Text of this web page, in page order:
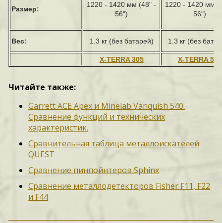
Размер:
1220 - 1420 мм (48" -
56")
1220 - 1420 мм
56")
Вес: 1.3 кг (без батарей) 1.3 кг (без
X-TERRA 305 X-TERRA 505
Читайте также:
Garrett ACE Apex и Minelab Vanquish 540.
Сравнение функций и технических
характеристик.
Сравнительная таблица металлоискателей
QUEST
Сравнение пинпойнтеров Sphinx
Сравнение металлодетекторов Fisher F11, F22
и F44